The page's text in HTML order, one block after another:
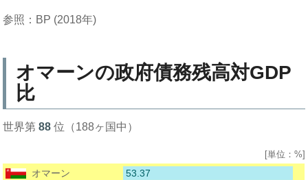
参照：BP (2018年)
オマーンの政府債務残高対GDP
比
世界第88 位（188ヶ国中）
[単位：%]
オマーン
53.37